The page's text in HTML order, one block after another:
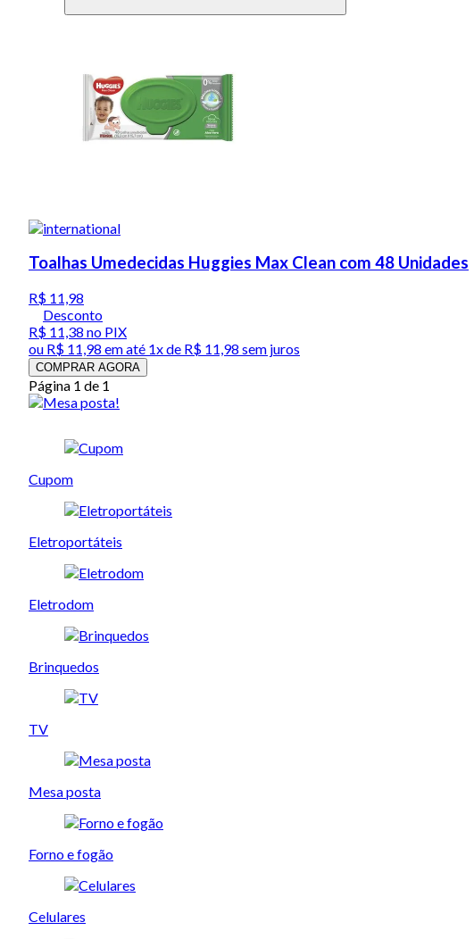
Toalhas Umedecidas Huggies Max Clean com 48 Unidades
R$ 11,98
Desconto
R$ 11,38 no PIX
ou R$ 11,98 em até 1x de R$ 11,98 sem juros
COMPRAR AGORA
Página 1 de 1
Cupom
Eletroportáteis
Eletrodom
Brinquedos
TV
Mesa posta
Forno e fogão
Celulares